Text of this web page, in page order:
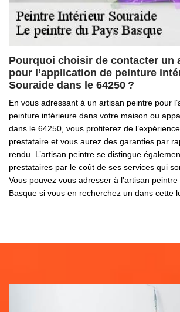
Pourquoi choisir de contacter un
pour l’application de peinture
Souraide dans le 64250 ?
En vous adressant à un artisan peintre pour
peinture intérieure dans votre maison ou
dans le 64250, vous profiterez de
prestataire et vous aurez des garanties par
rendu. L’artisan peintre se distingue
prestataires par le coût de ses services qui
Vous pouvez vous adresser à l’artisan
Basque si vous en recherchez un dans cette